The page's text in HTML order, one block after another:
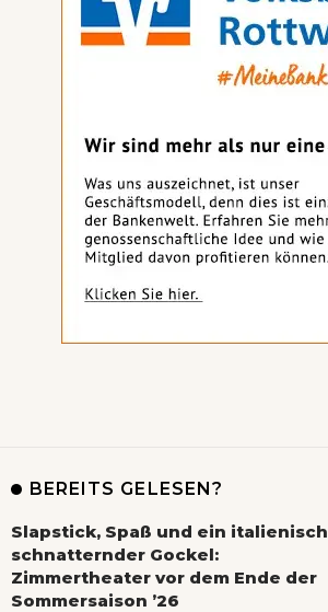
BEREITS GELESEN?
Slapstick, Spaß und ein italienisch
schnatternder Gockel:
Zimmertheater vor dem Ende der
Sommersaison ’26